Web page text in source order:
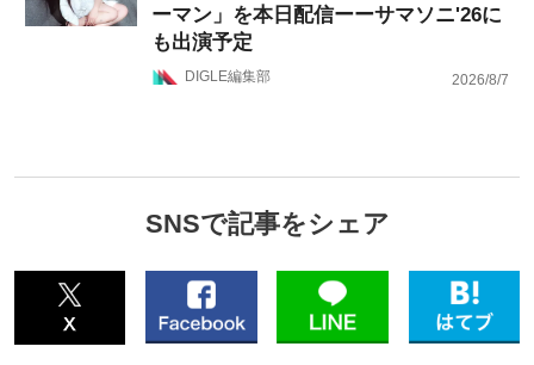
ーマン」を本日配信ーーサマソニ'26に
も出演予定
DIGLE編集部 2026/8/7
SNSで記事をシェア